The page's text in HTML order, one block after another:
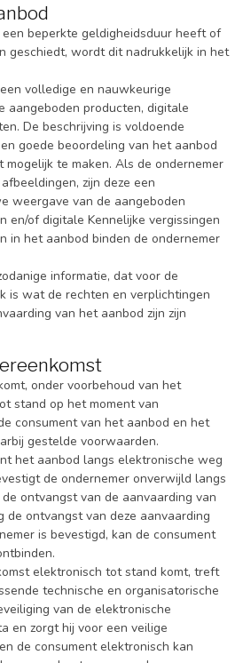
beperkte geldigheidsduur heeft of
geschiedt, wordt dit nadrukkelijk in het
volledige en nauwkeurige
aangeboden producten, digitale
De beschrijving is voldoende
goede beoordeling van het aanbod
mogelijk te maken. Als de ondernemer
zijn deze een
weergave van de aangeboden
en/of digitale Kennelijke vergissingen
in het aanbod binden de ondernemer
informatie, dat voor de
is wat de rechten en verplichtingen
van het aanbod zijn zijn
onder voorbehoud van het
stand op het moment van
consument van het aanbod en het
gestelde voorwaarden.
het aanbod langs elektronische weg
de ondernemer onverwijld langs
ontvangst van de aanvaarding van
de ontvangst van deze aanvaarding
is bevestigd, kan de consument
elektronisch tot stand komt, treft
technische en organisatorische
van de elektronische
en zorgt hij voor een veilige
de consument elektronisch kan